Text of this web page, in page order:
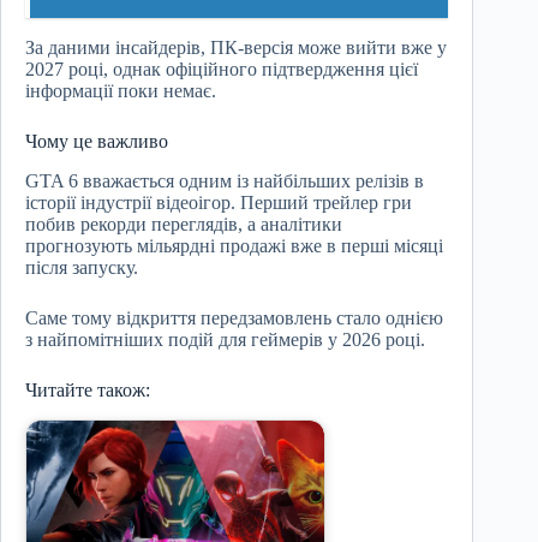
За даними інсайдерів, ПК-версія може вийти вже у
2027 році, однак офіційного підтвердження цієї
інформації поки немає.
Чому це важливо
GTA 6 вважається одним із найбільших релізів в
історії індустрії відеоігор. Перший трейлер гри
побив рекорди переглядів, а аналітики
прогнозують мільярдні продажі вже в перші місяці
після запуску.
Саме тому відкриття передзамовлень стало однією
з найпомітніших подій для геймерів у 2026 році.
Читайте також: